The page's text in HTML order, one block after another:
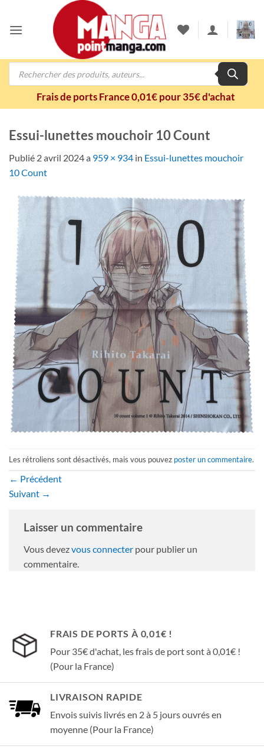
contenu
Recherche
Frais de ports France 0,01€ pour 35€ d'achat
Essui-lunettes mouchoir 10 Count
Publié 2 avril 2024a 959 × 934 in Essui-lunettes mouchoir
10 Count
Les rétroliens sont désactivés, mais vous pouvez poster un commentaire.
← Précédent
Suivant →
Laisser un commentaire
Vous devezvous connecter pour publier un
commentaire.
FRAIS DE PORTS À 0,01€ !
Pour 35€ d'achat, les frais de port sont à 0,01€ !
(Pour la France)
LIVRAISON RAPIDE
Envois suivis livrés en 2 à 5 jours ouvrés en
moyenne (Pour la France)